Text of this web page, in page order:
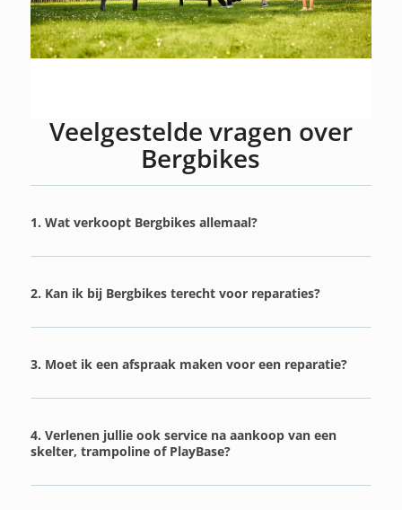
Veelgestelde vragen over
Bergbikes
1. Wat verkoopt Bergbikes allemaal?
2. Kan ik bij Bergbikes terecht voor reparaties?
3. Moet ik een afspraak maken voor een reparatie?
4. Verlenen jullie ook service na aankoop van een
skelter, trampoline of PlayBase?